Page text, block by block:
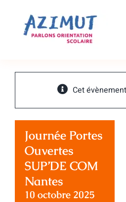
contenu
Cet
Journée Portes
Ouvertes
SUP’DE COM
Nantes
10 octobre 2025